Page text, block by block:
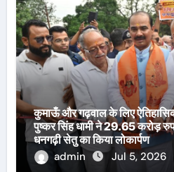
कुमाऊँ और गढ़वाल के लिए
पुष्कर सिंह धामी ने 29.65 करोड़
धनगढ़ी सेतु का किया लोकार्पण
admin
Jul 5, 2026